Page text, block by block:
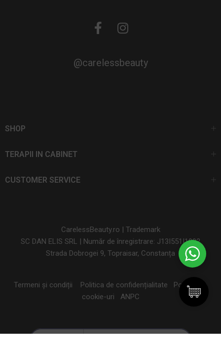
@carelessbeauty
SHOP
TERAPII IN CABINET
CUSTOMER SERVICE
CarelessBeauty.ro | Trademark
SC DAN ELIS SRL | Număr de înregistrare: J13I551I1992
Strada Dobrogei 9, Topraisar, Constanța
Termeni și condiții Politica de confidențialitate
Politica de
cookie-uri
ANPC